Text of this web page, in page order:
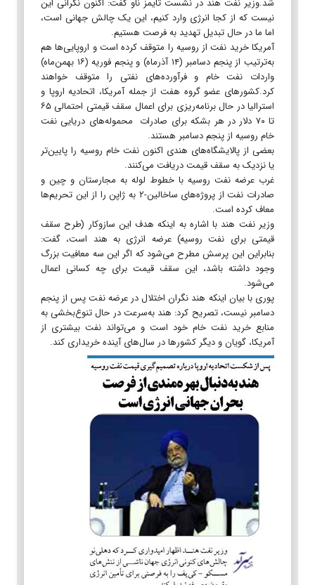
شد.وزیر نفت هند در نشست تایمز ناو گفت: اکنون نگرانی این
نیست که از کجا انرژی وارد کنیم، این یک چالش جهانی است،
اما ما در حال تبدیل تهدید به فرصت هستیم.
آمریکا خرید نفت از روسیه را متوقف کرده است و اروپایی‌ها هم
به‌ترتیب از پنجم دسامبر (۱۴ آذرماه) و پنجم فوریه (۱۶ بهمن‌ماه)
واردات نفت خام و فرآورده‌های نفتی را متوقف خواهند
کرد.کشورهای عضو گروه هفت از جمله آمریکا، اتحادیه اروپا و
استرالیا در حال برنامه‌ریزی برای اعمال سقف قیمتی احتمالی ۶۵
تا ۷۰ دلار در هر بشکه برای صادرات محموله‌های دریایی نفت
خام روسیه از پنجم دسامبر هستند.
بعضی از پالایشگاه‌های هندی اکنون نفت خام روسیه را پایین‌تر
یا نزدیک به سقف قیمت دریافت می‌کنند.
غرب عرضه نفت روسیه با خطوط لوله به مجارستان و چین و
صادرات نفت از پروژه‌های ساخالین-۲ به ژاپن را از این تحریم‌ها
معاف کرده است.
وزیر نفت هند با اشاره به اینکه هدف این سازوکار (طرح سقف
قیمتی برای نفت روسیه) عرضه انرژی به هند است، گفت:
بنابراین این پرسش مطرح می‌شود که اگر این سه معافیت بزرگ
وجود داشته باشد، این سقف قیمت برای چه کسانی اعمال
می‌شود.
پوری با بیان اینکه هند نگران اختلال در عرضه نفت پس از پنجم
دسامبر نیست، تصریح کرد: هند به‌سرعت در حال تنوع‌بخشی به
منابع خرید نفت خام خود است و می‌تواند نفت بیشتری از
آمریکا، گویان و دیگر کشورها در سال‌های آینده خریداری کند.